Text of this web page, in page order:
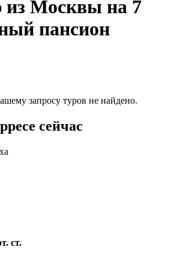
Москвы на 7
пансион
запросу туров не найдено.
сейчас
ст.